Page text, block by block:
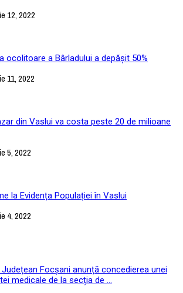
12, 2022
ocolitoare a Bârladului a depășit 50%
11, 2022
din Vaslui va costa peste 20 de milioane
5, 2022
la Evidența Populației în Vaslui
4, 2022
Județean Focșani anunță concedierea unei
medicale de la secția de ...